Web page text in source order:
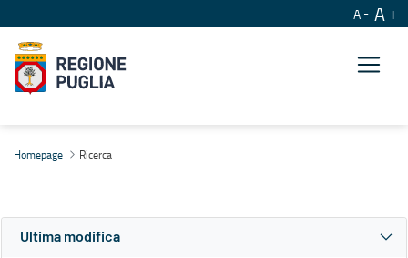
A A
Homepage Ricerca
Ultima modifica